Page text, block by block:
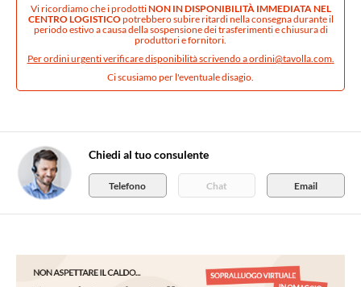
Vi ricordiamo che i prodottiNON IN DISPONIBILITÀ IMMEDIATA NEL
CENTRO LOGISTICOpotrebbero subire ritardi nella consegna durante il
periodo estivo a causa della sospensione dei trasferimenti e chiusura di
produttori e fornitori.
Per ordini urgenti verificare disponibilità scrivendo aordini@tavolla.com.
Ci scusiamo per l'eventuale disagio.
Chiedi al tuo consulente
Telefono Chat Email